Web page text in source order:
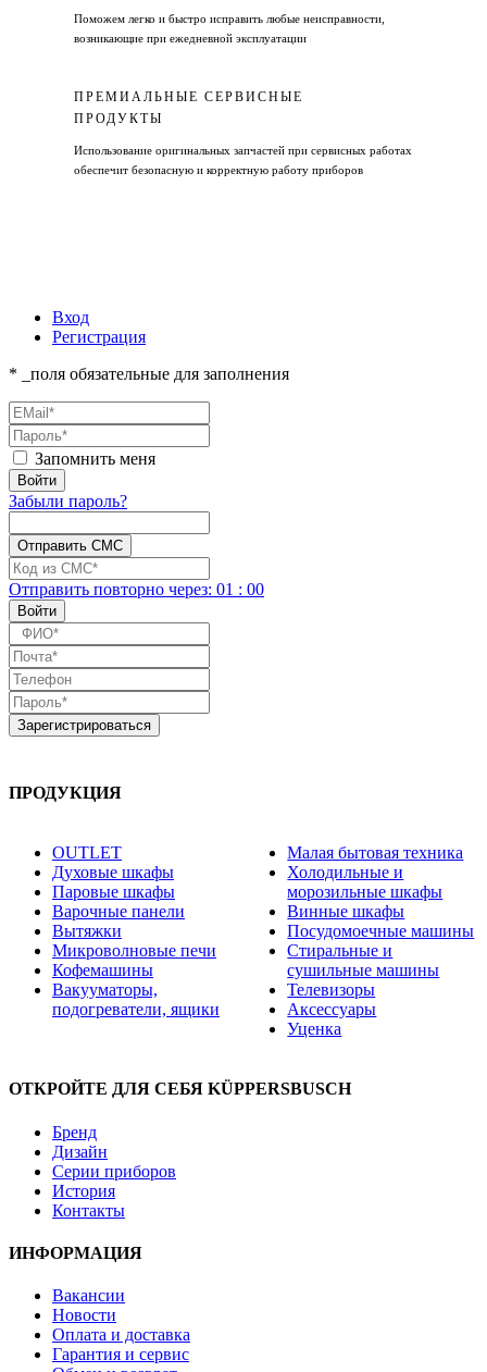
Поможем легко и быстро исправить любые неисправности,
возникающие при ежедневной эксплуатации
ПРЕМИАЛЬНЫЕ СЕРВИСНЫЕ
ПРОДУКТЫ
Использование оригинальных запчастей при сервисных работах
обеспечит безопасную и корректную работу приборов
Вход
Регистрация
* _поля обязательные для заполнения
Запомнить меня
Забыли пароль?
Отправить повторно через: 01 : 00
ПРОДУКЦИЯ
OUTLET
Духовые шкафы
Паровые шкафы
Варочные панели
Вытяжки
Микроволновые печи
Кофемашины
Вакууматоры,
подогреватели, ящики
Малая бытовая техника
Холодильные и
морозильные шкафы
Винные шкафы
Посудомоечные машины
Стиральные и
сушильные машины
Телевизоры
Аксессуары
Уценка
ОТКРОЙТЕ ДЛЯ СЕБЯ KÜPPERSBUSCH
Бренд
Дизайн
Серии приборов
История
Контакты
ИНФОРМАЦИЯ
Вакансии
Новости
Оплата и доставка
Гарантия и сервис